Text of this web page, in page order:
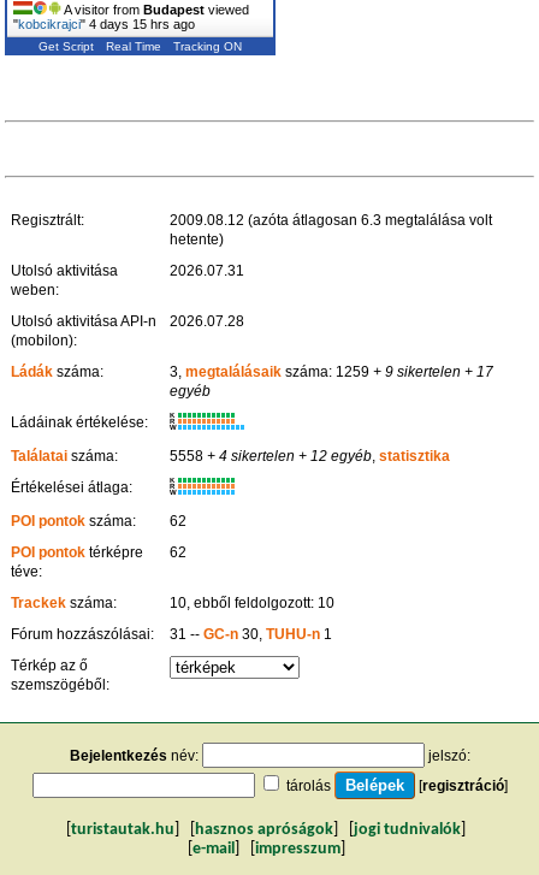
A visitor fromBudapest viewed
"kobcikrajci"4 days 15 hrs ago
Get Script Real Time Tracking ON
Regisztrált:
2009.08.12 (azóta átlagosan 6.3 megtalálása volt
hetente)
Utolsó aktivitása
weben:
2026.07.31
Utolsó aktivitása API-n
(mobilon):
2026.07.28
Ládák száma: 3,megtalálásaik száma: 1259 + 9 sikertelen + 17
egyéb
Ládáinak értékelése:
K
R
W
Találatai száma: 5558 + 4 sikertelen + 12 egyéb ,statisztika
Értékelései átlaga:
K
R
W
POI pontok száma:
62
POI pontok térképre
téve:
62
Trackek száma:
10, ebből feldolgozott: 10
Fórum hozzászólásai:
31 --GC-n 30,TUHU-n 1
Térkép az ő
szemszögéből:
Bejelentkezés név:
jelszó:
tárolás
[regisztráció]
turistautak.hu hasznos apróságok jogi tudnivalók
e-mail impresszum]